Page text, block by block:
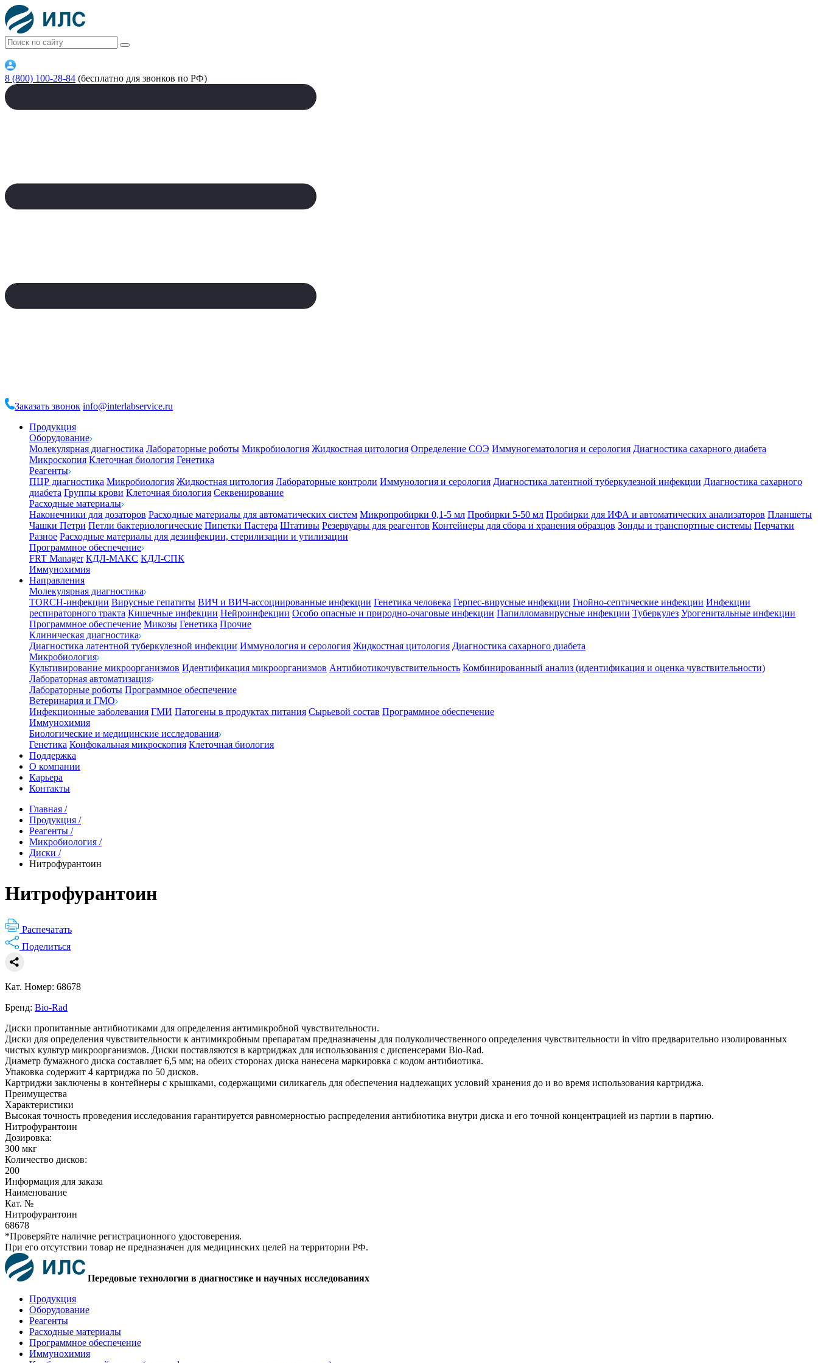
8 (800) 100-28-84 (бесплатно для звонков по РФ)
Заказать звонок info@interlabservice.ru
Продукция
Оборудование
Молекулярная диагностика Лабораторные роботы Микробиология Жидкостная цитология Определение СОЭ Иммуногематология и серология Диагностика сахарного диабета
Микроскопия Клеточная биология Генетика
Реагенты
ПЦР диагностика Микробиология Жидкостная цитология Лабораторные контроли Иммунология и серология Диагностика латентной туберкулезной инфекции Диагностика сахарного
диабета Группы крови Клеточная биология Секвенирование
Расходные материалы
Наконечники для дозаторов Расходные материалы для автоматических систем Микропробирки 0,1-5 мл Пробирки 5-50 мл Пробирки для ИФА и автоматических анализаторов Планшеты
Чашки Петри Петли бактериологические Пипетки Пастера Штативы Резервуары для реагентов Контейнеры для сбора и хранения образцов Зонды и транспортные системы Перчатки
Разное Расходные материалы для дезинфекции, стерилизации и утилизации
Программное обеспечение
FRT Manager КДЛ-МАКС КДЛ-СПК
Иммунохимия
Направления
Молекулярная диагностика
TORCH-инфекции Вирусные гепатиты ВИЧ и ВИЧ-ассоциированные инфекции Генетика человека Герпес-вирусные инфекции Гнойно-септические инфекции Инфекции
респираторного тракта Кишечные инфекции Нейроинфекции Особо опасные и природно-очаговые инфекции Папилломавирусные инфекции Туберкулез Урогенитальные инфекции
Программное обеспечение Микозы Генетика Прочие
Клиническая диагностика
Диагностика латентной туберкулезной инфекции Иммунология и серология Жидкостная цитология Диагностика сахарного диабета
Микробиология
Культивирование микроорганизмов Идентификация микроорганизмов Антибиотикочувствительность Комбинированный анализ (идентификация и оценка чувствительности)
Лабораторная автоматизация
Лабораторные роботы Программное обеспечение
Ветеринария и ГМО
Инфекционные заболевания ГМИ Патогены в продуктах питания Сырьевой состав Программное обеспечение
Иммунохимия
Биологические и медицинские исследования
Генетика Конфокальная микроскопия Клеточная биология
Поддержка
О компании
Карьера
Контакты
Главная /
Продукция /
Реагенты /
Микробиология /
Диски /
Нитрофурантоин
Нитрофурантоин
Распечатать
Поделиться
Кат. Номер: 68678
Бренд: Bio-Rad
Диски пропитанные антибиотиками для определения антимикробной чувствительности.
Диски для определения чувствительности к антимикробным препаратам предназначены для полуколичественного определения чувствительности in vitro предварительно изолированных
чистых культур микроорганизмов. Диски поставляются в картриджах для использования с диспенсерами Bio-Rad.
Диаметр бумажного диска составляет 6,5 мм; на обеих сторонах диска нанесена маркировка с кодом антибиотика.
Упаковка содержит 4 картриджа по 50 дисков.
Картриджи заключены в контейнеры с крышками, содержащими силикагель для обеспечения надлежащих условий хранения до и во время использования картриджа.
Преимущества
Характеристики
Высокая точность проведения исследования гарантируется равномерностью распределения антибиотика внутри диска и его точной концентрацией из партии в партию.
Нитрофурантоин
Дозировка:
300 мкг
Количество дисков:
200
Информация для заказа
Наименование
Кат. №
Нитрофурантоин
68678
*Проверяйте наличие регистрационного удостоверения.
При его отсутствии товар не предназначен для медицинских целей на территории РФ.
Передовые технологии в диагностике и научных исследованиях
Продукция
Оборудование
Реагенты
Расходные материалы
Программное обеспечение
Иммунохимия